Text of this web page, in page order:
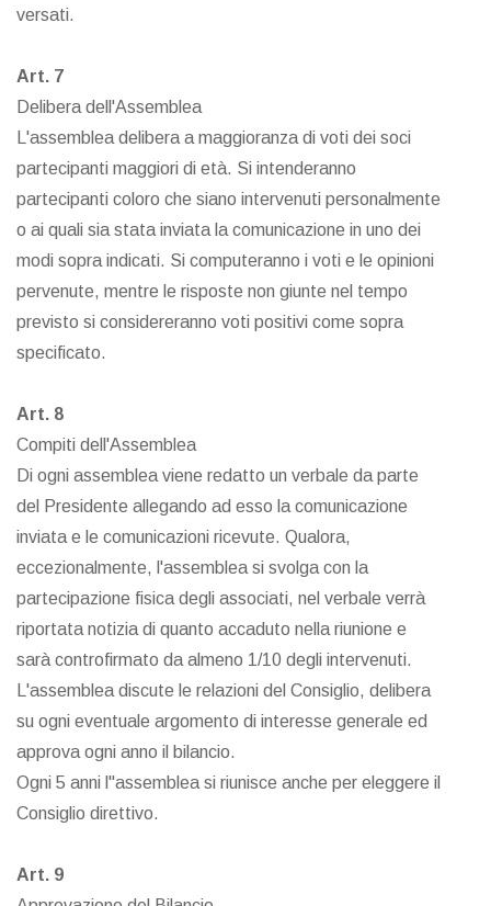
versati.
Art. 7
Delibera dell'Assemblea
L'assemblea delibera a maggioranza di voti dei soci
partecipanti maggiori di età. Si intenderanno
partecipanti coloro che siano intervenuti personalmente
o ai quali sia stata inviata la comunicazione in uno dei
modi sopra indicati. Si computeranno i voti e le opinioni
pervenute, mentre le risposte non giunte nel tempo
previsto si considereranno voti positivi come sopra
specificato.
Art. 8
Compiti dell'Assemblea
Di ogni assemblea viene redatto un verbale da parte
del Presidente allegando ad esso la comunicazione
inviata e le comunicazioni ricevute. Qualora,
eccezionalmente, l'assemblea si svolga con la
partecipazione fisica degli associati, nel verbale verrà
riportata notizia di quanto accaduto nella riunione e
sarà controfirmato da almeno 1/10 degli intervenuti.
L'assemblea discute le relazioni del Consiglio, delibera
su ogni eventuale argomento di interesse generale ed
approva ogni anno il bilancio.
Ogni 5 anni l"assemblea si riunisce anche per eleggere il
Consiglio direttivo.
Art. 9